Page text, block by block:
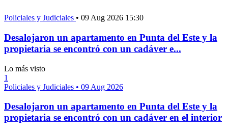
Policiales y Judiciales • 09 Aug 2026 15:30
Desalojaron un apartamento en Punta del Este y la
propietaria se encontró con un cadáver e...
Lo más visto
1
Policiales y Judiciales • 09 Aug 2026
Desalojaron un apartamento en Punta del Este y la
propietaria se encontró con un cadáver en el interior